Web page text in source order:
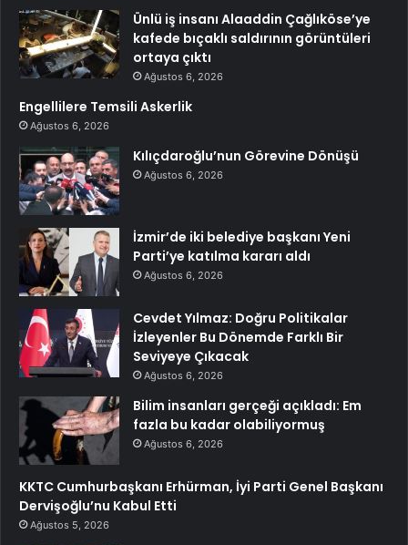
Ünlü iş insanı Alaaddin Çağlıköse’ye
kafede bıçaklı saldırının görüntüleri
ortaya çıktı
Ağustos 6, 2026
Engellilere Temsili Askerlik
Ağustos 6, 2026
Kılıçdaroğlu’nun Görevine Dönüşü
Ağustos 6, 2026
İzmir’de iki belediye başkanı Yeni
Parti’ye katılma kararı aldı
Ağustos 6, 2026
Cevdet Yılmaz: Doğru Politikalar
İzleyenler Bu Dönemde Farklı Bir
Seviyeye Çıkacak
Ağustos 6, 2026
Bilim insanları gerçeği açıkladı: Em
fazla bu kadar olabiliyormuş
Ağustos 6, 2026
KKTC Cumhurbaşkanı Erhürman, İyi Parti Genel Başkanı
Dervişoğlu’nu Kabul Etti
Ağustos 5, 2026